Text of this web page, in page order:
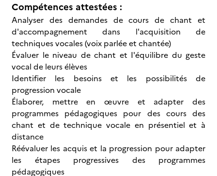
Compétences attestées :
Analyser des demandes de cours de chant et
d'accompagnement dans l'acquisition de
techniques vocales (voix parlée et chantée)
Évaluer le niveau de chant et I'équilibre du geste
vocal de leurs élèves
Identifier les besoins et les possibilités de
progression vocale
Élaborer, mettre en œuvre et adapter des
programmes pédagogiques pour des cours des
chant et de technique vocale en présentiel et à
distance
Réévaluer les acquis et la progression pour adapter
les étapes progressives des programmes
pédagogiques